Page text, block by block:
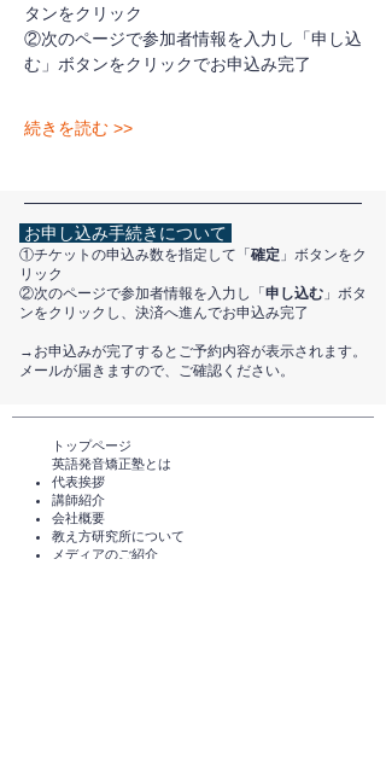
タンをクリック
②次のページで参加者情報を入力し「申し込
む」ボタンをクリックでお申込み完了
続きを読む >>
お申し込み手続きについて
①チケットの申込み数を指定して「 確定 」ボタンをク
リック
②次のページで参加者情報を入力し「 申し込む 」ボタ
ンをクリックし、決済へ進んでお申込み完了
​→お申込みが完了するとご予約内容が表示されます。
メールが届きますので、ご確認ください。
トップページ​
英語発音矯正塾とは
代表挨拶
講師紹介
​会社概要
​教え方研究所について
メディアのご紹介